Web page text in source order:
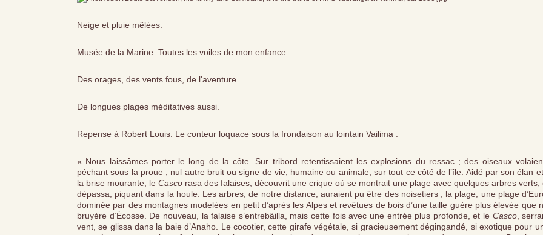
Neige et pluie mêlées.
Musée de la Marine. Toutes les voiles de mon enfance.
Des orages, des vents fous, de l'aventure.
De longues plages méditatives aussi.
Repense à Robert Louis. Le conteur loquace sous la frondaison au lointain Vailima :
« Nous laissâmes porter le long de la côte. Sur tribord retentissaient les explosions du ressac ; des oiseaux
péchant sous la proue ; nul autre bruit ou signe de vie, humaine ou animale, sur tout ce côté de l’île. Aidé par son élan
la brise mourante, le Casco rasa des falaises, découvrit une crique où se montrait une plage avec quelques arbres verts,
dépassa, piquant dans la houle. Les arbres, de notre distance, auraient pu être des noisetiers ; la plage, une plage
dominée par des montagnes modelées en petit d’après les Alpes et revêtues de bois d’une taille guère plus élevée que
bruyère d’Écosse. De nouveau, la falaise s’entrebâilla, mais cette fois avec une entrée plus profonde, et le Casco,
vent, se glissa dans la baie d’Anaho. Le cocotier, cette girafe végétale, si gracieusement dégingandé, si exotique pour